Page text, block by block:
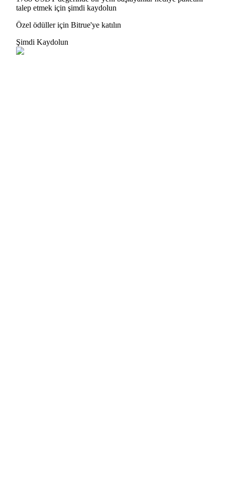
talep etmek için şimdi kaydolun
Özel ödüller için Bitrue'ye katılın
Şimdi Kaydolun